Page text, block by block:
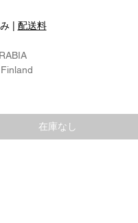
| 配送料
ライヤ・ウオシッキネ
：1979
在庫なし